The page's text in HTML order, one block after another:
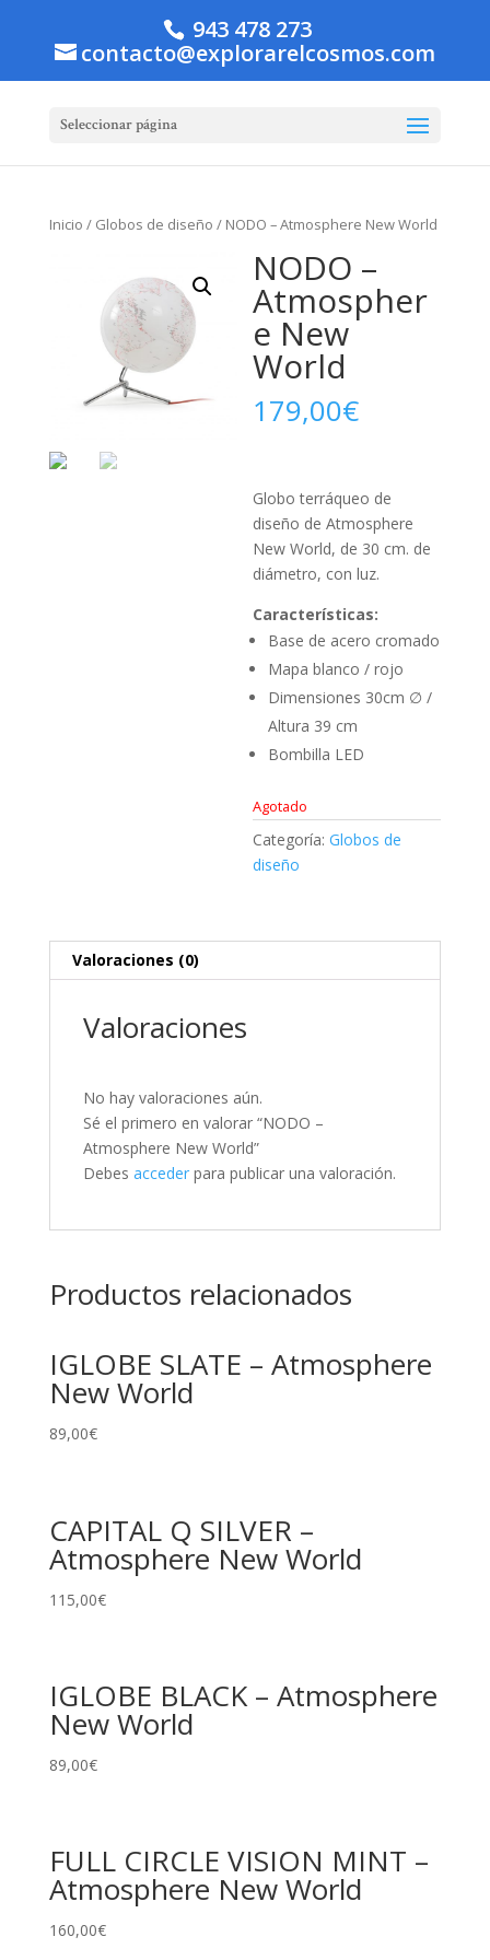
943 478 273
contacto@explorarelcosmos.com
Seleccionar página
Inicio / Globos de diseño / NODO – Atmosphere New World
NODO –
Atmospher
e New
World
179,00€
Globo terráqueo de
diseño de Atmosphere
New World, de 30 cm. de
diámetro, con luz.
Características:
Base de acero cromado
Mapa blanco / rojo
Dimensiones 30cm ∅ /
Altura 39 cm
Bombilla LED
Agotado
Categoría:Globos de
diseño
Valoraciones (0)
Valoraciones
No hay valoraciones aún.
Sé el primero en valorar “NODO –
Atmosphere New World”
Debes accederpara publicar una valoración.
Productos relacionados
IGLOBE SLATE – Atmosphere
New World
89,00€
CAPITAL Q SILVER –
Atmosphere New World
115,00€
IGLOBE BLACK – Atmosphere
New World
89,00€
FULL CIRCLE VISION MINT –
Atmosphere New World
160,00€